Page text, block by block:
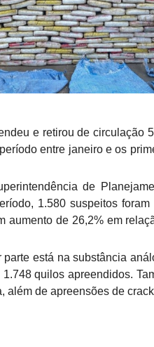
e retirou de circulação
entre janeiro e os
de
1.580 suspeitos
aumento de 26,2% em
está na substância
quilos apreendidos.
além de apreensões de